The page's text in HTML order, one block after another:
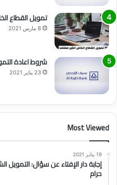
تمويل القطاع
8 مارس 2021
شروط اعادة
23 يناير 2021
Most Viewed
19 يناير 2021
إجابة دار الإفتاء عن سؤال:
حرام